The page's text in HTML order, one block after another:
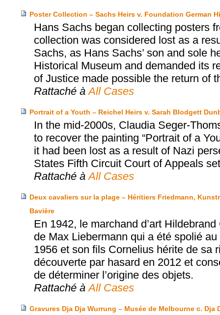
Poster Collection – Sachs Heirs v. Foundation German
Hans Sachs began collecting posters
collection was considered lost as a
Sachs, as Hans Sachs’ son and sole
Historical Museum and demanded its
of Justice made possible the return of
Rattaché à All Cases
Portrait of a Youth – Reichel Heirs v. Sarah Blodgett
In the mid-2000s, Claudia Seger-
to recover the painting “Portrait of a
it had been lost as a result of Nazi
States Fifth Circuit Court of Appeals
Rattaché à All Cases
Deux cavaliers sur la plage – Héritiers Friedmann,
Bavière
En 1942, le marchand d’art
de Max Liebermann qui a été spolié
1956 et son fils Cornelius hérite de sa
découverte par hasard en 2012 et
de déterminer l’origine des objets.
Rattaché à All Cases
Gravures Dja Dja Wurrung – Musée de Melbourne c. Dja